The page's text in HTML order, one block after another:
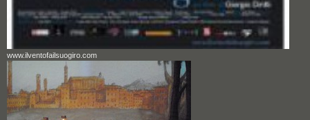
www.ilventofailsuogiro.com